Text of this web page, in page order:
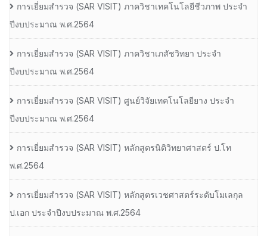
การเยี่ยมสํารวจ (SAR VISIT) ภาควิชาเทคโนโลยีชีวภาพ ประจํา
ปีงบประมาณ พ.ศ.2564
การเยี่ยมสํารวจ (SAR VISIT) ภาควิชาเภสัชวิทยา ประจํา
ปีงบประมาณ พ.ศ.2564
การเยี่ยมสํารวจ (SAR VISIT) ศูนย์วิจัยเทคโนโลยียาง ประจํา
ปีงบประมาณ พ.ศ.2564
การเยี่ยมสํารวจ (SAR VISIT) หลักสูตรนิติวิทยาศาสตร์ ป.โท
พ.ศ.2564
การเยี่ยมสํารวจ (SAR VISIT) หลักสูตรเวชศาสตร์ระดับโมเลกุล
ป.เอก ประจําปีงบประมาณ พ.ศ.2564